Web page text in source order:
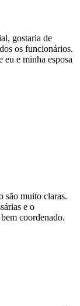
gostaria de
os funcionários.
eu e minha esposa
são muito claras.
e o
coordenado.